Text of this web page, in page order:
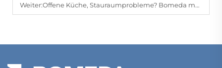
Weiter:Offene Küche, Stauraumprobleme? Bomeda maßgeschneiderte Lösungen, wo Schönheit und Funktionalität zusammenwirken